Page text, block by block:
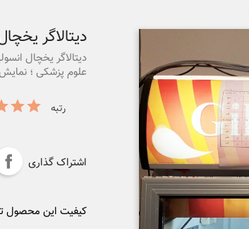
دیتالاگر
دیتالاگر یخچال
علوم پزشکی ؛
رتبه
اشتراک گذاری
کیفیت این محصول